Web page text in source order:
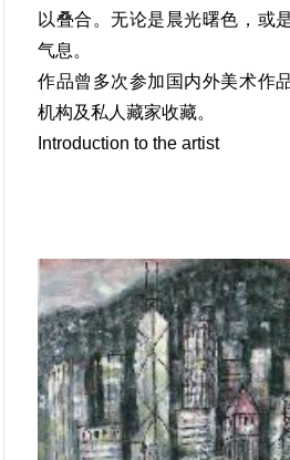
以叠合。无论是晨光曙色，或
气息。
作品曾多次参加国内外美术作
机构及私人藏家收藏。
Introduction to the artist